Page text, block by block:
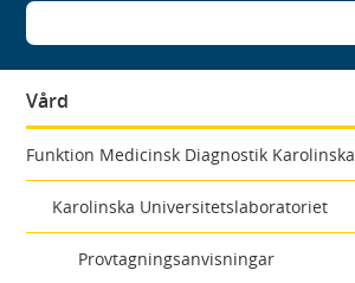
Vård
Funktion Medicinsk Diagnostik Karolinska
Karolinska Universitetslaboratoriet
Provtagningsanvisningar